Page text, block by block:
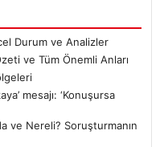
Durum ve Analizler
ve Tüm Önemli Anları
mesajı: ‘Konuşursa
ve Nereli? Soruşturmanın